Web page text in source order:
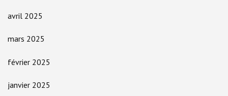
avril 2025
mars 2025
février 2025
janvier 2025